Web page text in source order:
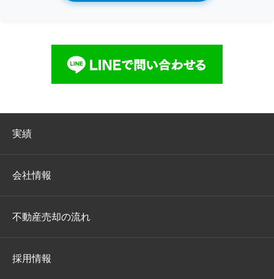
実績
会社情報
不動産売却の流れ
採用情報